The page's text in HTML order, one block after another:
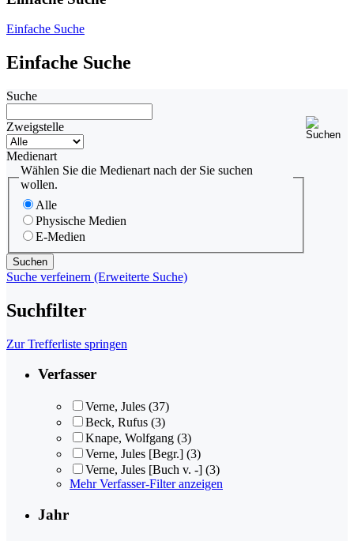
Einfache Suche
Einfache Suche
Suche
Zweigstelle
Medienart
Wählen Sie die Medienart nach der Sie suchen
wollen.
Alle
Physische Medien
E-Medien
Suche verfeinern (Erweiterte Suche)
Suchfilter
Zur Trefferliste springen
Verfasser
Verne, Jules (37)
Beck, Rufus (3)
Knape, Wolfgang (3)
Verne, Jules [Begr.] (3)
Verne, Jules [Buch v. -] (3)
Mehr Verfasser-Filter anzeigen
Jahr